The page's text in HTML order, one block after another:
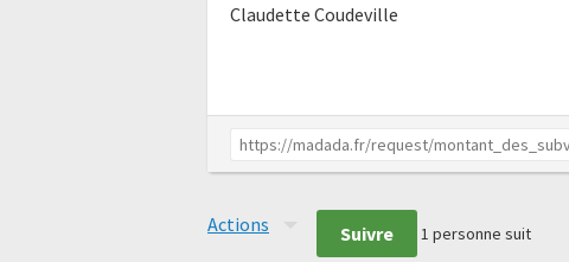
Claudette Coudeville
Actions Suivre 1 personne suit